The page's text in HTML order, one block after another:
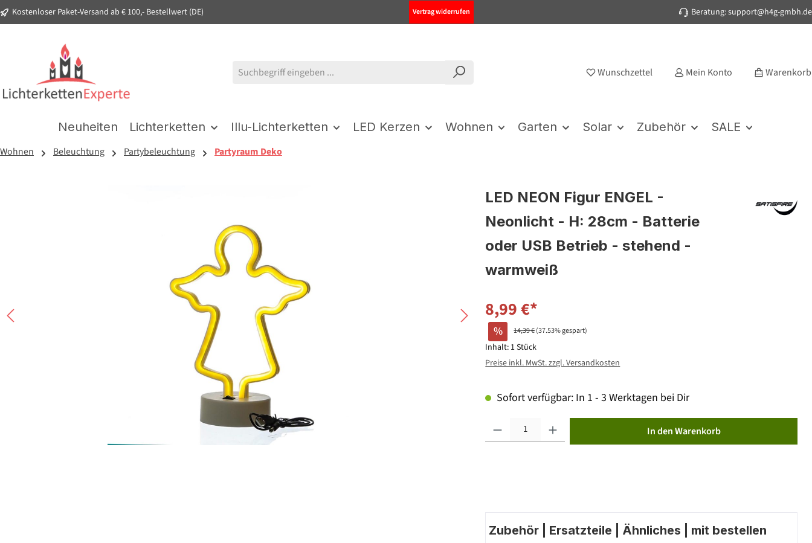
Zur Hauptnavigation springen
Kostenloser Paket-Versand ab € 100,- Bestellwert (DE) Vertrag widerrufen Beratung: support@h4g-gmbh.de
Wunschzettel Mein Konto Warenkorb
Neuheiten Lichterketten Illu-Lichterketten LED Kerzen Wohnen Garten Solar Zubehör SALE
Wohnen Beleuchtung Partybeleuchtung Partyraum Deko
LED NEON Figur ENGEL -
Neonlicht - H: 28cm - Batterie
oder USB Betrieb - stehend -
warmweiß
8,99 €*
% 14,39 €(37.53% gespart)
Inhalt: 1 Stück
Preise inkl. MwSt. zzgl. Versandkosten
Sofort verfügbar: In 1 - 3 Werktagen bei Dir
In den Warenkorb
Zubehör | Ersatzteile | Ähnliches | mit bestellen